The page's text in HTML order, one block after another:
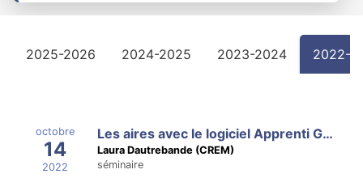
2025-2026 2024-2025 2023-2024 2022-
octobre
14
2022
Les aires avec le logiciel Apprenti Géomètre mobile - interface Grandeurs
Laura Dautrebande (CREM)
séminaire